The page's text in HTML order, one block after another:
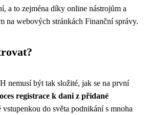
a to zejména díky online nástrojům a
na webových stránkách Finanční správy.
nemusí být tak složité, jak se na první
registrace k dani z přidané
vstupenkou do světa podnikání s mnoha